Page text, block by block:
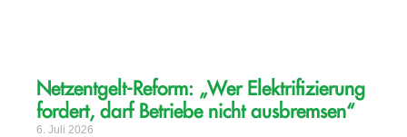
Netzentgelt-Reform: „Wer Elektrifizierung
fordert, darf Betriebe nicht ausbremsen“
6. Juli 2026